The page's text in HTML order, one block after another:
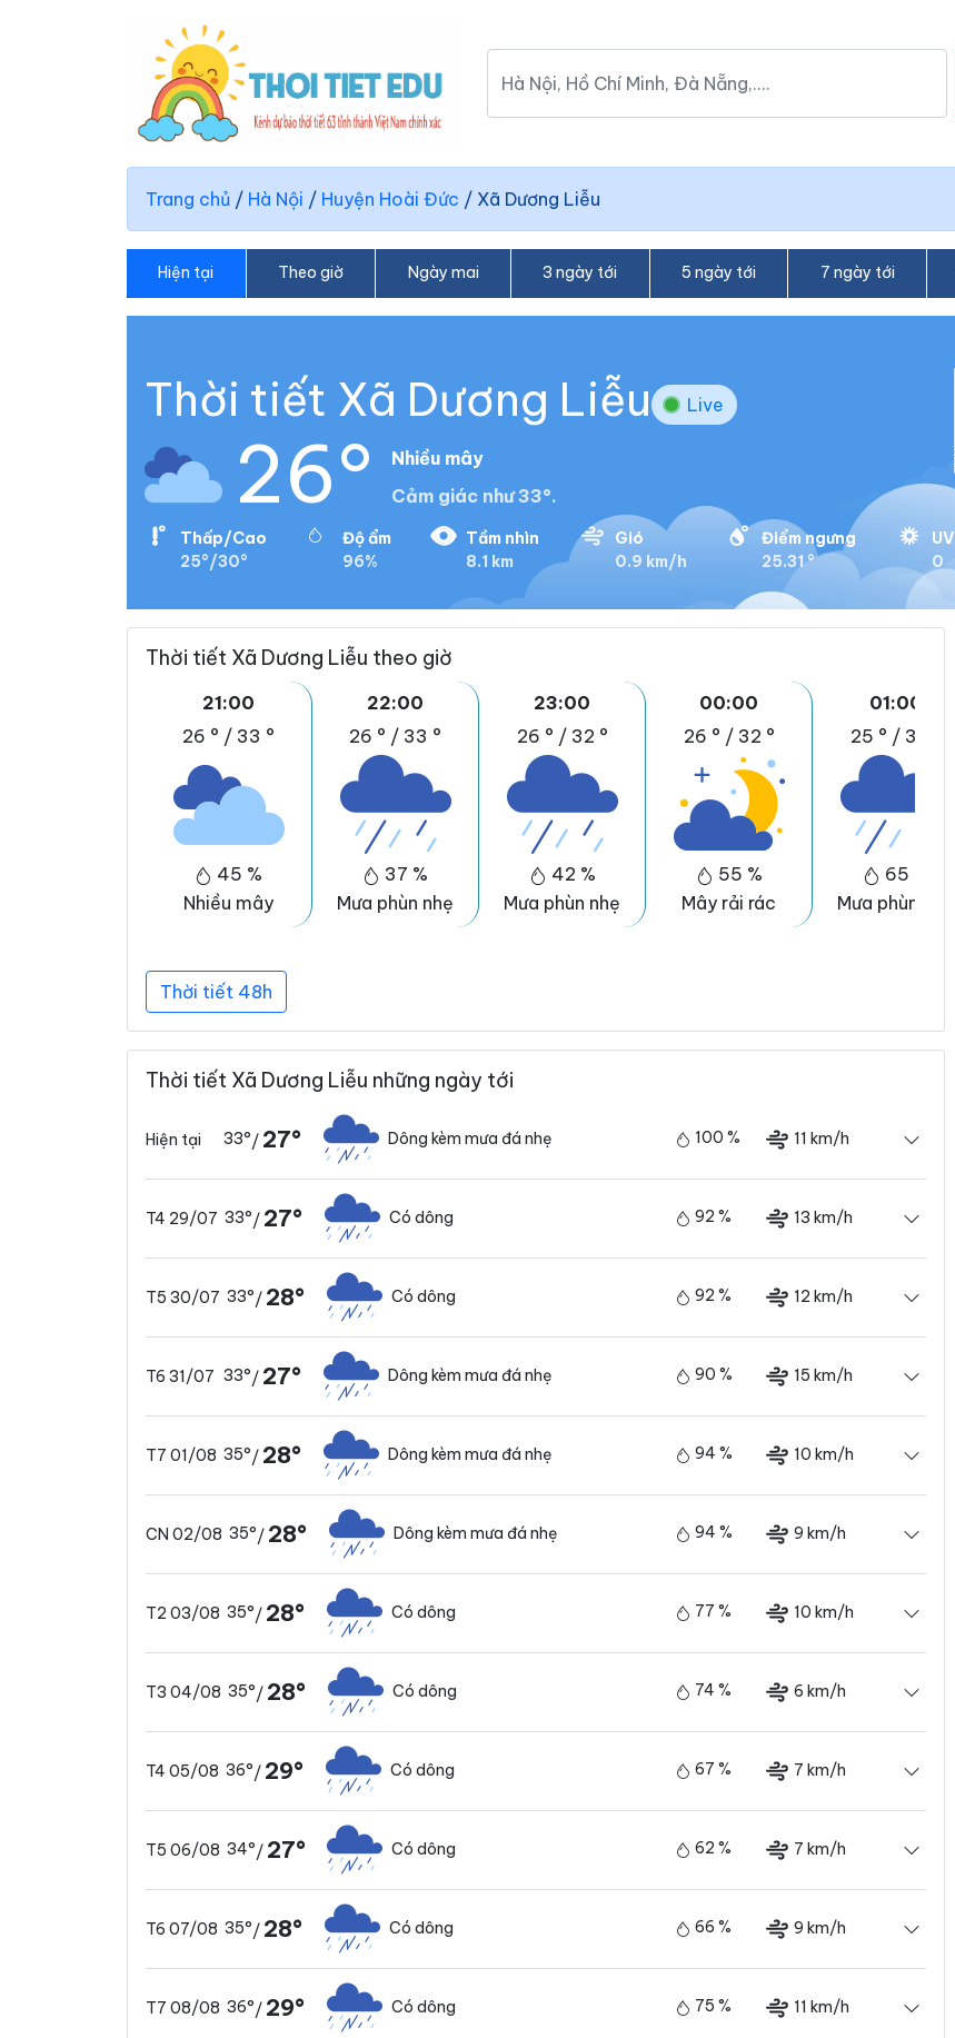
Trang chủ / Hà Nội / Huyện Hoài Đức / Xã Dương Liễu
Hiện tại Theo giờ Ngày mai 3 ngày tới 5 ngày tới 7 ngày tới
Thời tiết Xã Dương Liễu Live
26°
Nhiều mây
Cảm giác như 33°.
Thấp/Cao
25°/30°
Độ ẩm
96%
Tầm nhìn
8.1 km
Gió
0.9 km/h
Điểm ngưng
25.31 °
UV
0
Thời tiết Xã Dương Liễu theo giờ
21:00
26 ° / 33 °
45 %
Nhiều mây
22:00
26 ° / 33 °
37 %
Mưa phùn nhẹ
23:00
26 ° / 32 °
42 %
Mưa phùn nhẹ
00:00
26 ° / 32 °
55 %
Mây rải rác
01:00
25 ° / 32 °
65 %
Mưa phùn nhẹ
Thời tiết 48h
Thời tiết Xã Dương Liễu những ngày tới
Hiện tại 33°/ 27° Dông kèm mưa đá nhẹ 100 % 11 km/h
T4 29/07 33°/ 27° Có dông 92 % 13 km/h
T5 30/07 33°/ 28° Có dông 92 % 12 km/h
T6 31/07 33°/ 27° Dông kèm mưa đá nhẹ 90 % 15 km/h
T7 01/08 35°/ 28° Dông kèm mưa đá nhẹ 94 % 10 km/h
CN 02/08 35°/ 28° Dông kèm mưa đá nhẹ 94 % 9 km/h
T2 03/08 35°/ 28° Có dông 77 % 10 km/h
T3 04/08 35°/ 28° Có dông 74 % 6 km/h
T4 05/08 36°/ 29° Có dông 67 % 7 km/h
T5 06/08 34°/ 27° Có dông 62 % 7 km/h
T6 07/08 35°/ 28° Có dông 66 % 9 km/h
T7 08/08 36°/ 29° Có dông 75 % 11 km/h